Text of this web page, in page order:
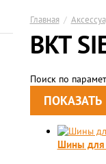
Главная /
BKT
Поиск по
Шины для